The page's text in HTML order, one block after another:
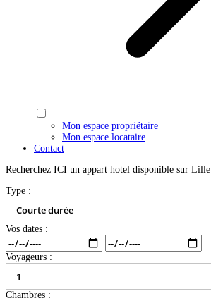
Mon espace propriétaire
Mon espace locataire
Contact
Recherchez ICI un appart hotel disponible sur Lille
Type :
Vos dates :
Voyageurs :
Chambres :